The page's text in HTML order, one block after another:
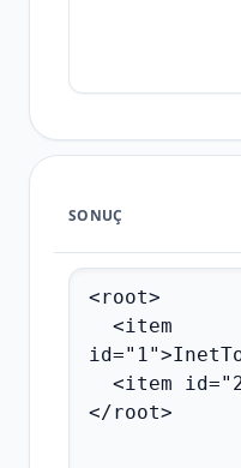
SONUÇ